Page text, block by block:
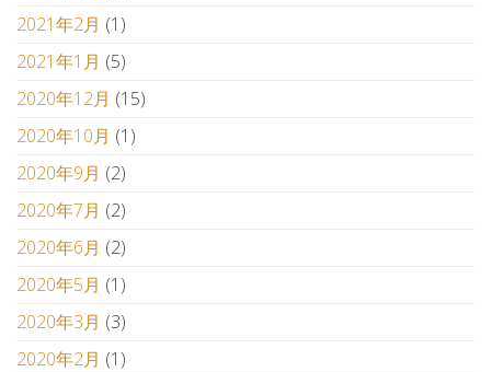
2021年2月 (1)
2021年1月 (5)
2020年12月 (15)
2020年10月 (1)
2020年9月 (2)
2020年7月 (2)
2020年6月 (2)
2020年5月 (1)
2020年3月 (3)
2020年2月 (1)